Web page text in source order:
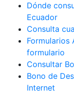
Dónde
Ecuador
Consulta
Formularios
formulario
Consultar
Bono de
Internet